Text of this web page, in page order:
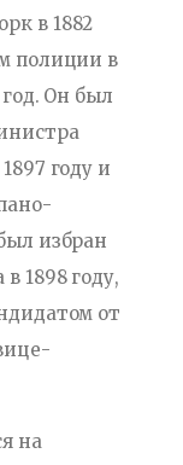
в 1882
полиции в
Он был
году и
избран
1898 году,
от
на